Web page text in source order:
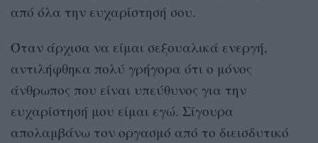
από όλα την ευχαρίστησή σου.
Όταν άρχισα να είμαι σεξουαλικά ενεργή,
αντιλήφθηκα πολύ γρήγορα ότι ο μόνος
άνθρωπος που είναι υπεύθυνος για την
ευχαρίστησή μου είμαι εγώ. Σίγουρα
απολαμβάνω τον οργασμό από το διεισδυτικό